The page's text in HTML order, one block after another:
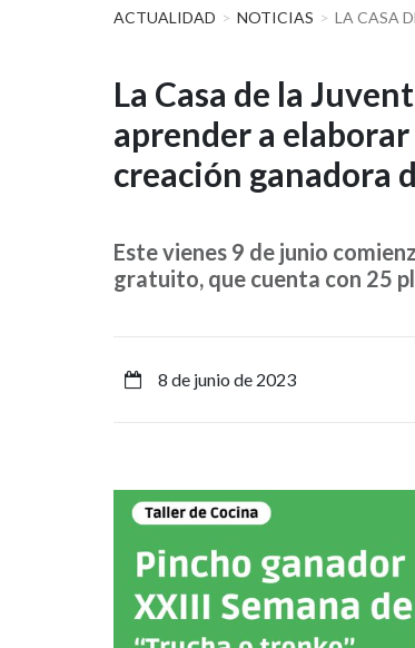
ACTUALIDAD NOTICIAS
La
Casa
de
la
Juventud
un
del
Pincho
para
aprender
La Casa de la
aprender a elaborar
creación ganadora
Este vienes 9 de junio
gratuito, que cuenta con 25
8 de junio de 2023